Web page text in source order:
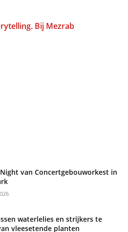
Bij Mezrab
van Concertgebouworkest in
waterlelies en strijkers te
vleesetende planten